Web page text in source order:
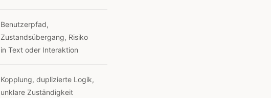
Benutzerpfad,
Zustandsübergang, Risiko
in Text oder Interaktion
Kopplung, duplizierte Logik,
unklare Zuständigkeit